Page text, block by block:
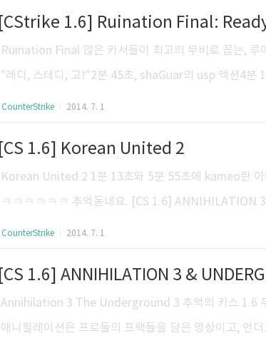
[CStrike 1.6] Ruination Final:
Ruination Final 많은 카서들이 최고의 무비로 꼽는, 루
"레디, 스테디, 고!"2분 45초, shaGuar의 usp 액션4분
러7분 35초, HeatoN의 데글 프랙 하나같이 명장면 뿐
스퐌이다, 섀규어다! 하며 즐겁게 봤습니다. [CS 1.6]
ounterStrike 1.6] PANIq의 프랙타스틱3,
CounterStrike 2014. 7. 1
[CS 1.6] Korean United 2
Korean United 2 1분 13초와 5분 55초에 kameo란
ㅋㅋㅋㅋㅋㅋ 추억돋네요. [CS 1.6] ANNIHILATION
'GhostDog(고스트독)' History & info
CounterStrike 2014. 7. 1
[CS 1.6] ANNIHILATION 3 &
Annihilation 3 The Underground 3 추억의 카스 1.6
애니힐레이션은 프로들의 프랙들을 담은 영상이고, 언